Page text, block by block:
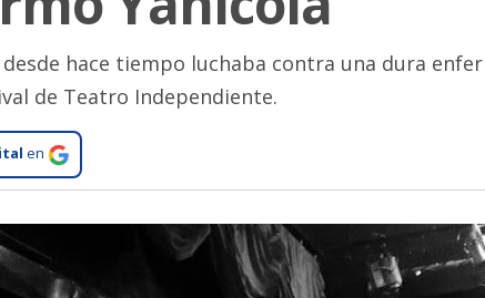
desde hace tiempo luchaba contra una dura
de Teatro Independiente.
en